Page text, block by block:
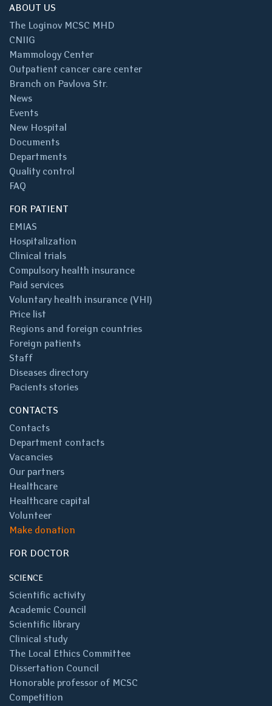
ABOUT US
The Loginov MCSC MHD
CNIIG
Mammology Center
Outpatient cancer care center
Branch on Pavlova Str.
News
Events
New Hospital
Documents
Departments
Quality control
FAQ
FOR PATIENT
EMIAS
Hospitalization
Clinical trials
Compulsory health insurance
Paid services
Voluntary health insurance (VHI)
Price list
Regions and foreign countries
Foreign patients
Staff
Diseases directory
Pacients stories
CONTACTS
Contacts
Department contacts
Vacancies
Our partners
Healthcare
Healthcare capital
Volunteer
Make donation
FOR DOCTOR
SCIENCE
Scientific activity
Academic Council
Scientific library
Clinical study
The Local Ethics Committee
Dissertation Council
Honorable professor of MCSC
Competition